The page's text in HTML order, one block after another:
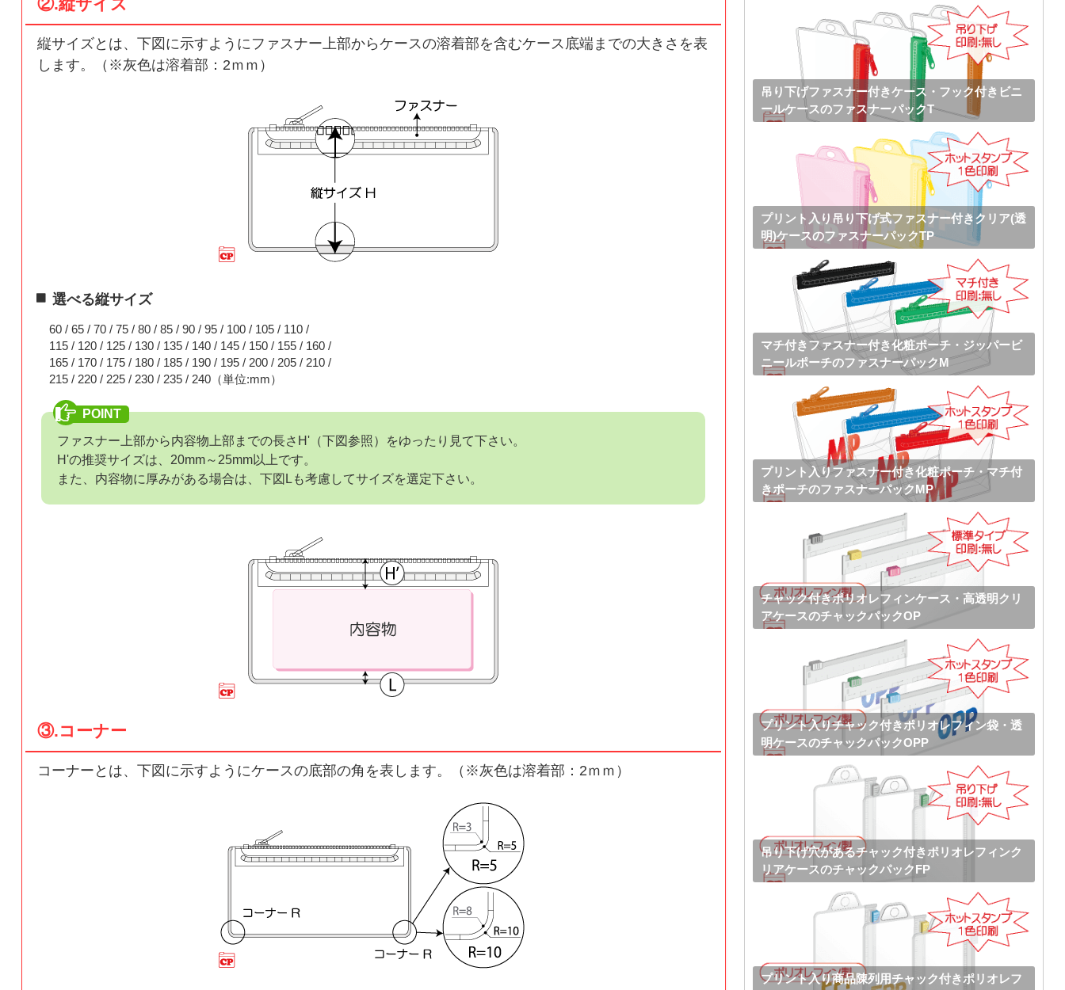
縦サイズとは、下図に示すようにファスナー上部からケースの溶着部を含むケース底端までの大きさを表
します。（※灰色は溶着部：2ｍｍ）
選べる縦サイズ
60 / 65 / 70 / 75 / 80 / 85 / 90 / 95 / 100 / 105 / 110 /
115 / 120 / 125 / 130 / 135 / 140 / 145 / 150 / 155 / 160 /
165 / 170 / 175 / 180 / 185 / 190 / 195 / 200 / 205 / 210 /
215 / 220 / 225 / 230 / 235 / 240（単位:mm）
ファスナー上部から内容物上部までの長さH'（下図参照）をゆったり見て下さい。
H'の推奨サイズは、20mm～25mm以上です。
また、内容物に厚みがある場合は、下図Lも考慮してサイズを選定下さい。
③.コーナー
コーナーとは、下図に示すようにケースの底部の角を表します。（※灰色は溶着部：2ｍｍ）
吊り下げファスナー付きケース・フック付きビニ
ールケースのファスナーパックT
プリント入り吊り下げ式ファスナー付きクリア(透
明)ケースのファスナーパックTP
マチ付きファスナー付き化粧ポーチ・ジッパービ
ニールポーチのファスナーパックM
プリント入りファスナー付き化粧ポーチ・マチ付
きポーチのファスナーパックMP
チャック付きポリオレフィンケース・高透明クリ
アケースのチャックパックOP
プリント入りチャック付きポリオレフィン袋・透
明ケースのチャックパックOPP
吊り下げ穴があるチャック付きポリオレフィンク
リアケースのチャックパックFP
プリント入り商品陳列用チャック付きポリオレフ